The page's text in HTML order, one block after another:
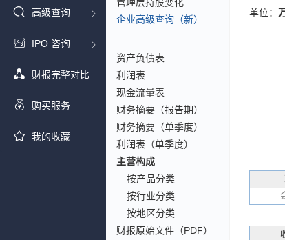
高级查询
IPO 咨询
财报完整对比
购买服务
我的收藏
企业高级查询（新）
资产负债表
利润表
现金流量表
财务摘要（报告期）
财务摘要（单季度）
利润表（单季度）
主营构成
按产品分类
按行业分类
按地区分类
财报原始文件（PDF）
单位：